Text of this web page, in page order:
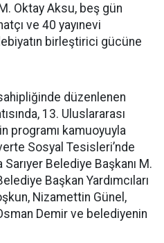
Oktay Aksu, beş gün
ve 40 yayınevi
birleştirici gücüne
düzenlenen
13. Uluslararası
programı kamuoyuyla
Sosyal Tesisleri’nde
Belediye Başkanı M.
Başkan Yardımcıları
Nizamettin Günel,
Demir ve belediyenin